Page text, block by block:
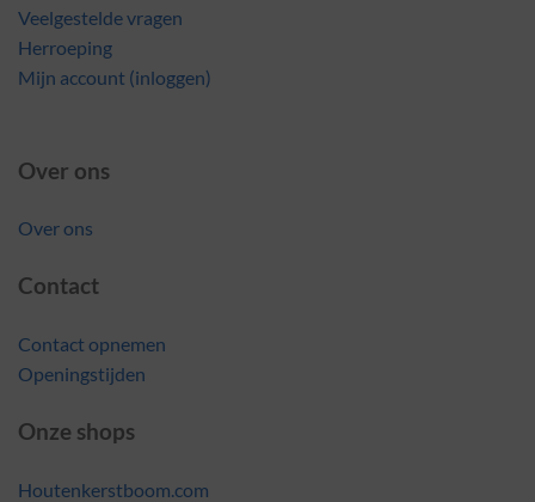
Veelgestelde vragen
Herroeping
Mijn account (inloggen)
Over ons
Over ons
Contact
Contact opnemen
Openingstijden
Onze shops
Houtenkerstboom.com